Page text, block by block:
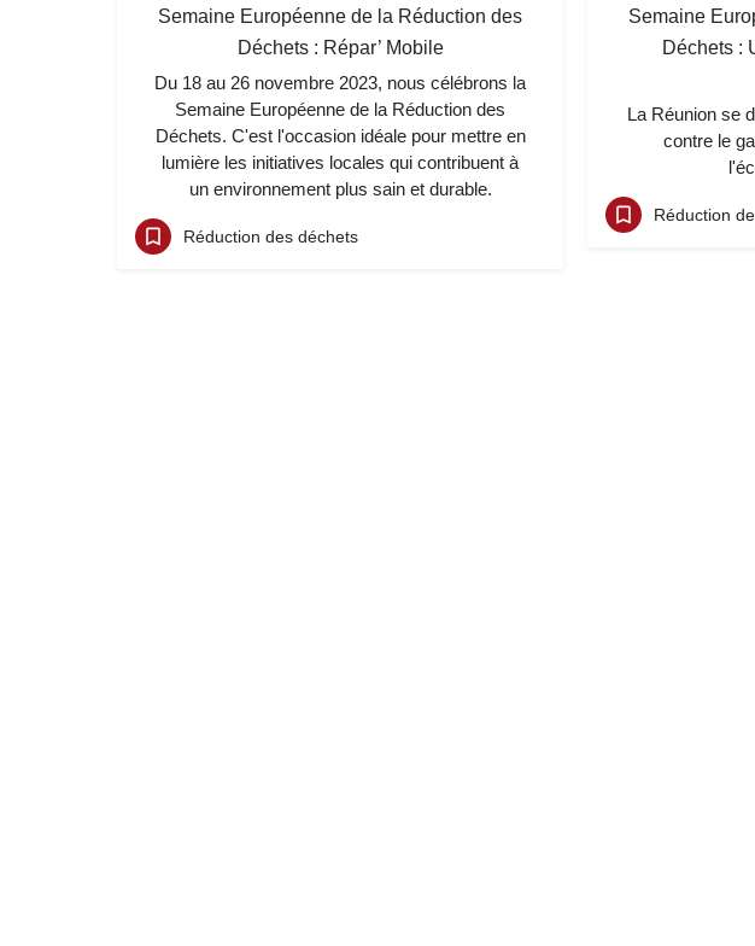
Semaine Européenne de la Réduction des
Déchets : Répar’ Mobile
Du 18 au 26 novembre 2023, nous célébrons la
Semaine Européenne de la Réduction des
Déchets. C'est l'occasion idéale pour mettre en
lumière les initiatives locales qui contribuent à
un environnement plus sain et durable.
Réduction des déchets
Semaine
Déchets :
La Réunion se
contre le
Réduction